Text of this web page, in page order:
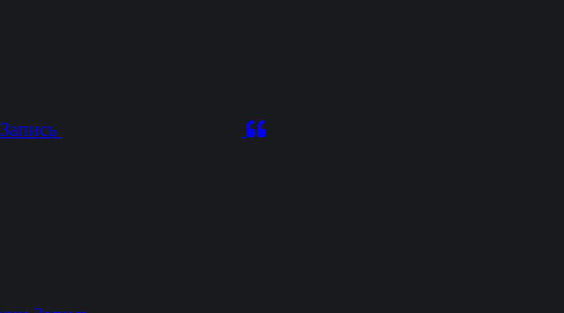
Запись